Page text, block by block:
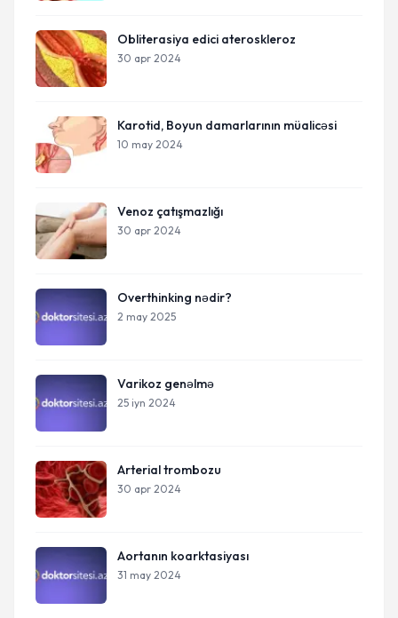
Obliterasiya edici ateroskleroz
30 apr 2024
Karotid, Boyun damarlarının müalicəsi
10 may 2024
Venoz çatışmazlığı
30 apr 2024
Overthinking nədir?
2 may 2025
Varikoz genəlmə
25 iyn 2024
Arterial trombozu
30 apr 2024
Aortanın koarktasiyası
31 may 2024